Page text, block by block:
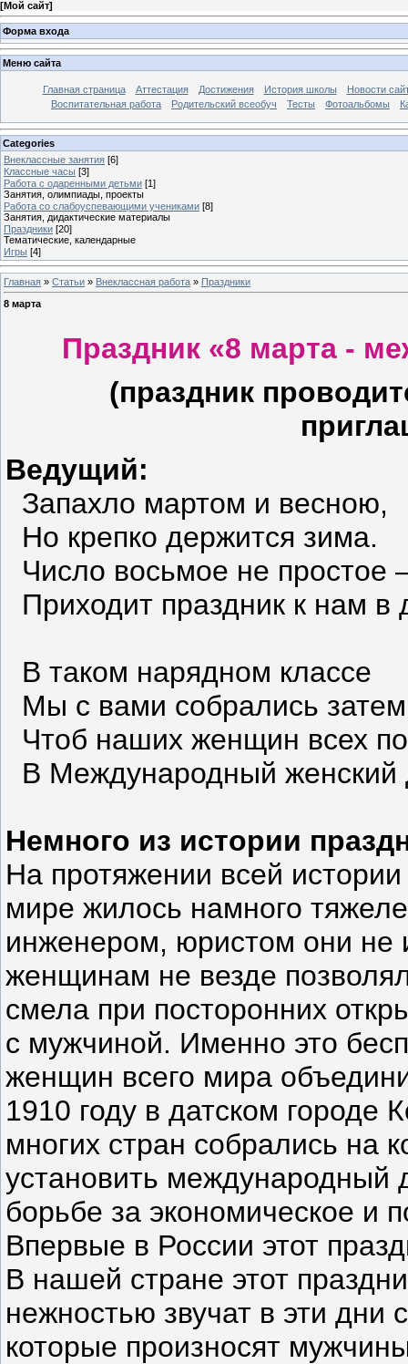
[Мой сайт]
Форма входа
Меню сайта
Главная страница Аттестация Достижения История школы
Новости
Воспитательная работа
Родительский всеобуч Тесты Фотоальбомы
Categories
Внеклассные занятия [6]
Классные часы [3]
Работа с одаренными детьми [1]
Занятия, олимпиады, проекты
Работа со слабоуспевающими учениками [8]
Занятия, дидактические материалы
Праздники [20]
Тематические, календарные
Игры [4]
Главная » Статьи » Внеклассная работа » Праздники
8 марта
Праздник «8 марта -
(праздник
Ведущий:
Запахло мартом и весною,
Но крепко держится зима.
Число восьмое не простое
Приходит праздник к нам в
В таком нарядном классе
Мы с вами собрались
Чтоб наших женщин всех
В Международный женский
Немного из истории
На протяжении всей
мире жилось намного
инженером, юристом они не
женщинам не везде
смела при посторонних
с мужчиной. Именно это
женщин всего мира
1910 году в датском городе
многих стран собрались на
установить международный
борьбе за экономическое и
Впервые в России этот
В нашей стране этот
нежностью звучат в эти дни
которые произносят